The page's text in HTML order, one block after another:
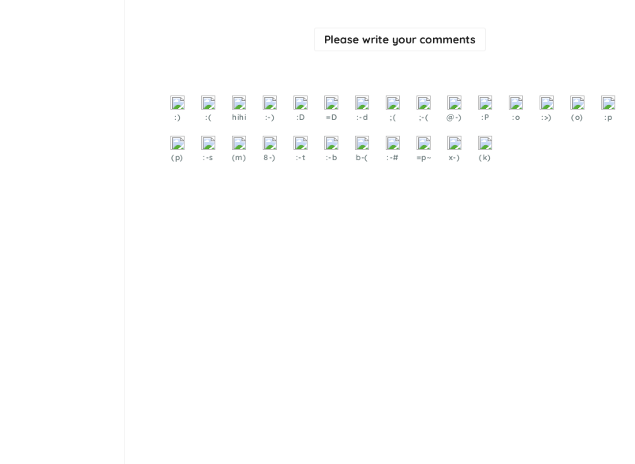
Please write your comments
:) :( hihi :-) :D =D :-d ;( ;-( @-) :P :o :>) (o) :p
(p) :-s (m) 8-) :-t :-b b-( :-# =p~ x-) (k)